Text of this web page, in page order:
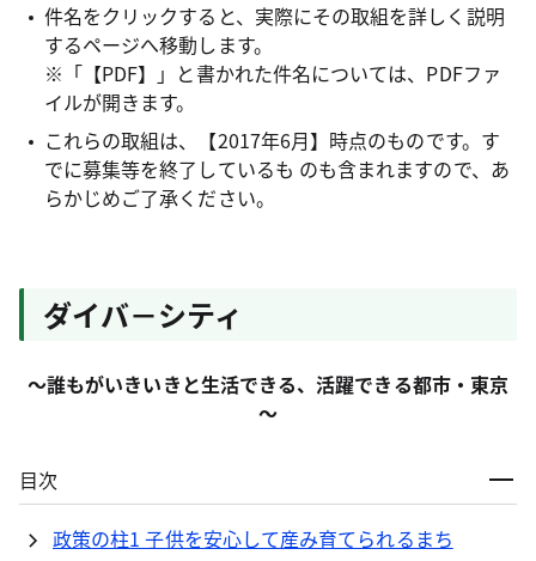
件名をクリックすると、実際にその取組を詳しく説明
するページへ移動します。
※「【PDF】」と書かれた件名については、PDFファ
イルが開きます。
これらの取組は、【2017年6月】時点のものです。す
でに募集等を終了しているも のも含まれますので、あ
らかじめご了承ください。
ダイバ－シティ
～誰もがいきいきと生活できる、活躍できる都市・東京
～
目次
政策の柱1 子供を安心して産み育てられるまち